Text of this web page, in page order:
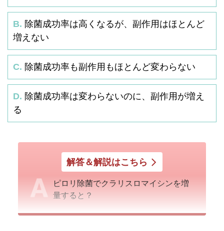
B. 除菌成功率は高くなるが、副作用はほとんど
増えない
C. 除菌成功率も副作用もほとんど変わらない
D. 除菌成功率は変わらないのに、副作用が増え
る
解答＆解説はこちら
ピロリ除菌でクラリスロマイシンを増
量すると？